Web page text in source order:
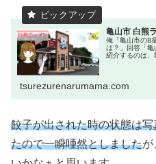
亀山市 白熊
俺「亀山市のB
は？」回答「亀
紹介するのは、
tsurezurenarumama.com
餃子が出された時の状態は
たので一瞬唖然としましたが